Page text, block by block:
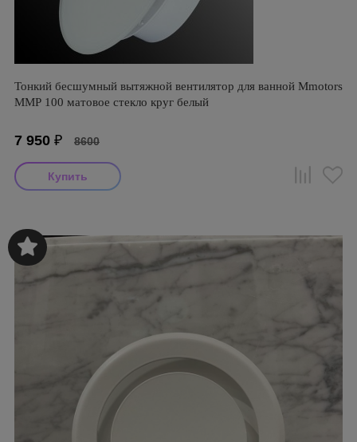
Тонкий бесшумный вытяжной вентилятор для ванной Mmotors
ММР 100 матовое стекло круг белый
7 950 ₽ 8600